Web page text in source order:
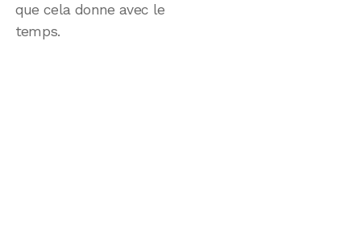
que cela donne avec le
temps.